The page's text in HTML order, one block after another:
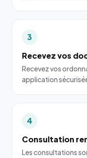
3
Recevez vos
Recevez vos
application
4
Consultation
Les consultations